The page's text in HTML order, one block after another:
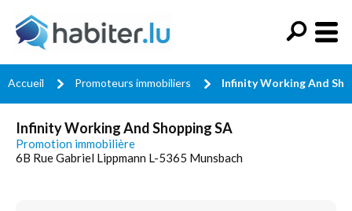
Accueil Promoteurs immobiliers Infinity Working And
Infinity Working And Shopping SA
Promotion immobilière
6B Rue Gabriel Lippmann L-5365 Munsbach